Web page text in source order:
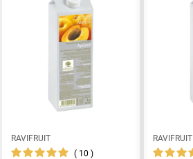
RAVIFRUIT
10
RAVIFRUIT